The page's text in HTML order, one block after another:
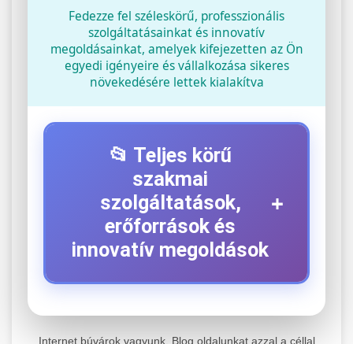
Fedezze fel széleskörű, professzionális
szolgáltatásainkat és innovatív
megoldásainkat, amelyek kifejezetten az Ön
egyedi igényeire és vállalkozása sikeres
növekedésére lettek kialakítva
📂 Teljes körű
szakmai
szolgáltatások,
erőforrások és
innovatív megoldások
+
+
Internet búvárok vagyunk. Blog oldalunkat azzal a céllal